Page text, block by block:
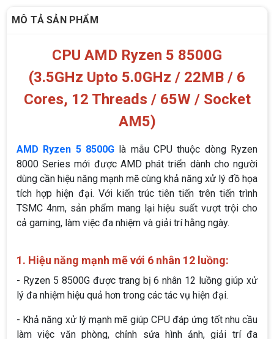
MÔ TẢ SẢN PHẨM
CPU AMD Ryzen 5 8500G
(3.5GHz Upto 5.0GHz / 22MB / 6
Cores, 12 Threads / 65W / Socket
AM5)
AMD Ryzen 5 8500G là mẫu CPU thuộc dòng Ryzen
8000 Series mới được AMD phát triển dành cho người
dùng cần hiệu năng mạnh mẽ cùng khả năng xử lý đồ họa
tích hợp hiện đại. Với kiến trúc tiên tiến trên tiến trình
TSMC 4nm, sản phẩm mang lại hiệu suất vượt trội cho
cả gaming, làm việc đa nhiệm và giải trí hằng ngày.
1. Hiệu năng mạnh mẽ với 6 nhân 12 luồng:
- Ryzen 5 8500G được trang bị 6 nhân 12 luồng giúp xử
lý đa nhiệm hiệu quả hơn trong các tác vụ hiện đại.
- Khả năng xử lý mạnh mẽ giúp CPU đáp ứng tốt nhu cầu
làm việc văn phòng, chỉnh sửa hình ảnh, giải trí đa